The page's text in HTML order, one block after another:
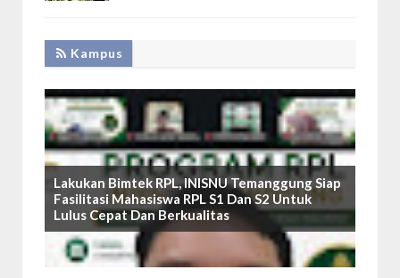
Kampus
Lakukan Bimtek RPL, INISNU Temanggung Siap
Fasilitasi Mahasiswa RPL S1 Dan S2 Untuk
Lulus Cepat Dan Berkualitas